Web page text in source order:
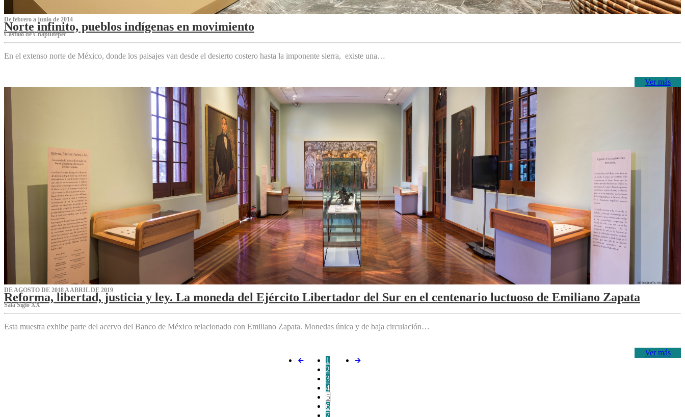
De febrero a junio de 2014
Norte infinito, pueblos indígenas en movimiento
Castillo de Chapultepec
En el extenso norte de México, donde los paisajes van desde el desierto costero hasta la imponente sierra, existe una…
Ver más
DE AGOSTO DE 2018 A ABRIL DE 2019
Reforma, libertad, justicia y ley. La moneda del Ejército Libertador del Sur en el centenario luctuoso de Emiliano Zapata
Sala Siglo XX
Esta muestra exhibe parte del acervo del Banco de México relacionado con Emiliano Zapata. Monedas única y de baja circulación…
Ver más
1
2
3
4
5
6
7